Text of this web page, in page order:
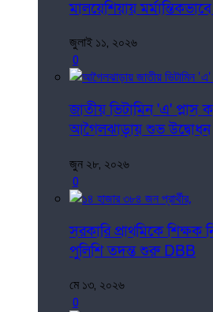
মালয়েশিয়ায়
জুলাই ১১, ২০২৬
0
জাতীয় ভিটামিন 'এ' প্লাস
আগৈলঝাড়ায় শুভ উদ্বোধন
জুন ২৮, ২০২৬
0
সরকারি প্রাথমিকে
পুলিশি তদন্ত শুরু DBB
মে ১৩, ২০২৬
0